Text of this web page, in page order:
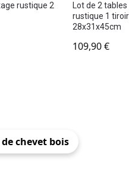
rustique 2
Lot de 2
rustique 1
28x31x45cm
109,90€
de chevet bois